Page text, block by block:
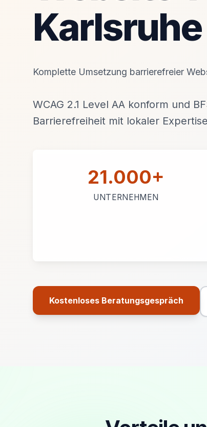
Karlsruhe
Komplette Umsetzung barrierefreier
WCAG 2.1 Level AA konform und
Barrierefreiheit mit lokaler
21.000+
UNTERNEHMEN
Kostenloses Beratungsgespräch
Primäre Aktion